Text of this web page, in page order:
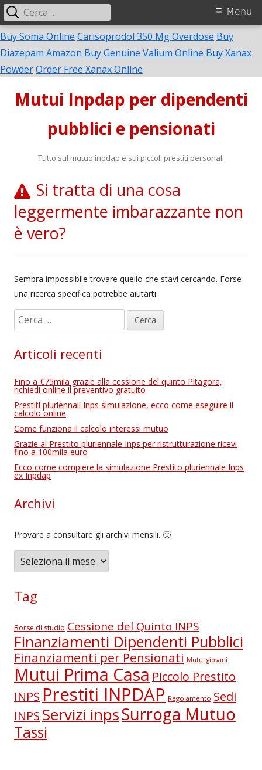
Buy Soma Online Carisoprodol 350 Mg Overdose Buy
Diazepam Amazon Buy Genuine Valium Online Buy Xanax
PowderOrder Free Xanax Online
contenuto
Mutui Inpdap per dipendenti
pubblici e pensionati
Tutto sul mutuo inpdap e sui piccoli prestiti personali
Menu
principale
Menu
Ricerca
per:
Si tratta di una cosa
leggermente imbarazzante non
è vero?
Sembra impossibile trovare quello che stavi cercando. Forse
una ricerca specifica potrebbe aiutarti.
i
e
c
a
p
e
r
:
Articoli recenti
Fino a €75mila grazie alla cessione del quinto Pitagora,
richiedi online il preventivo gratuito
Prestiti pluriennali Inps simulazione, ecco come eseguire il
calcolo online
Come funziona il calcolo interessi mutuo
Grazie al Prestito pluriennale Inps per ristrutturazione ricevi
fino a 100mila euro
Ecco come compiere la simulazione Prestito pluriennale Inps
ex Inpdap
Archivi
Provare a consultare gli archivi mensili. 🙂
r
h
v
Tag
Borse di studio Cessione del Quinto INPS
Finanziamenti Dipendenti Pubblici
Finanziamenti per Pensionati Mutui giovani
Mutui Prima Casa Piccolo Prestito
INPS Prestiti INPDAP Regolamento Sedi
INPS Servizi inpsSurroga Mutuo
Tassi